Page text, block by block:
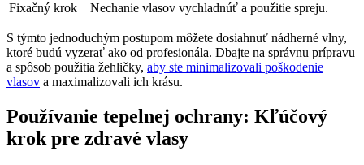
Fixačný krok
Nechanie vlasov vychladnúť a použitie spreju.
S týmto jednoduchým postupom môžete dosiahnuť nádherné vlny,
ktoré budú vyzerať ako od profesionála. Dbajte na správnu prípravu
a spôsob použitia žehličky, aby ste minimalizovali poškodenie
vlasov a maximalizovali ich krásu.
Používanie tepelnej ochrany: Kľúčový
krok pre zdravé vlasy